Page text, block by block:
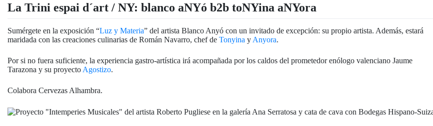
La Trini espai d´art / NY: blanco aNYó b2b toNYina aNYora
Sumérgete en la exposición “Luz y Materia” del artista Blanco Anyó con un invitado de excepción: su propio artista. Además, estará
maridada con las creaciones culinarias de Román Navarro, chef de Tonyina y Anyora.
Por si no fuera suficiente, la experiencia gastro-artística irá acompañada por los caldos del prometedor enólogo valenciano Jaume
Tarazona y su proyecto Agostizo.
Colabora Cervezas Alhambra.